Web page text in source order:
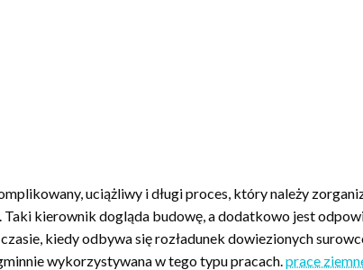
uciążliwy i długi proces, który należy
kierownik dogląda budowę, a dodatkowo jest
kiedy odbywa się rozładunek dowiezionych
wykorzystywana w tego typu pracach.prace